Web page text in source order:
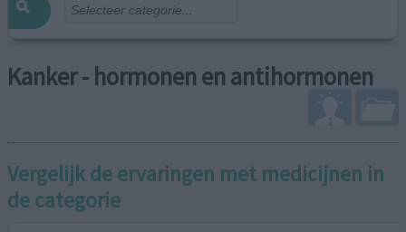
Kanker - hormonen en antihormonen
Vergelijk de ervaringen met medicijnen in
de categorie